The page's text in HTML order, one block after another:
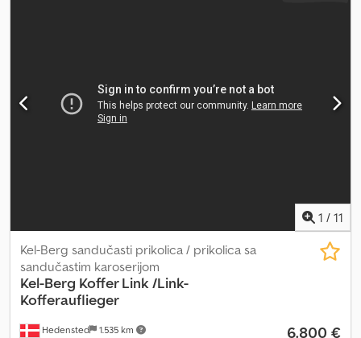
1 / 11
Hedensted 1.535 km
Kel-Berg sandučasti prikolica / prikolica sa
sandučastim karoserijom
Kel-Berg Koffer Link /Link-
Kofferauflieger
6.800 €